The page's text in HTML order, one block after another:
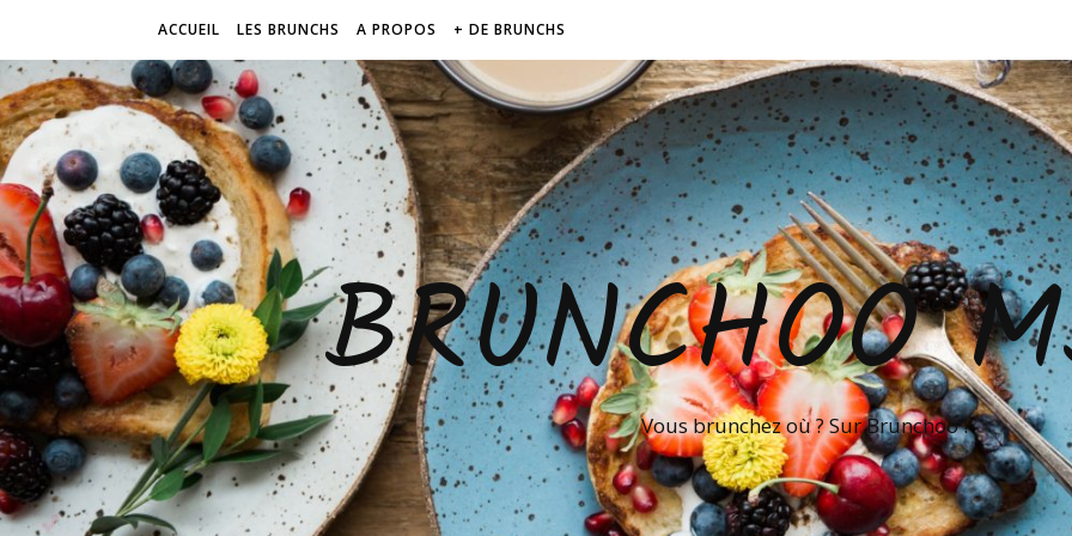
ACCUEIL LES BRUNCHS A PROPOS + DE BRUNCHS
BRUNCHOO
Vous brunchez où ? Sur Brunchoo !